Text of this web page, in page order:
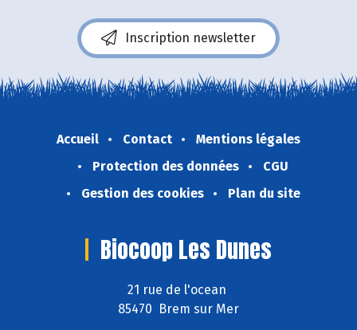
Inscription newsletter
Accueil Contact
Mentions légales
Protection des données
CGU
Gestion des cookies
Plan du site
Biocoop Les Dunes
21 rue de l'ocean
85470 Brem sur Mer